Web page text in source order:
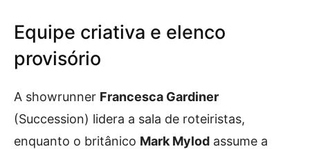
Equipe criativa e elenco
provisório
A showrunner Francesca Gardiner
(Succession) lidera a sala de roteiristas,
enquanto o britânico Mark Mylod assume a